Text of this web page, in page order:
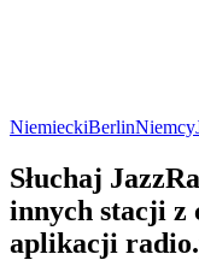
NiemieckiBerlinNiemcy
Słuchaj
innych stacji z
aplikacji